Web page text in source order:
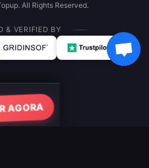
AGORA
All Rights Reserved.
& VERIFIED BY